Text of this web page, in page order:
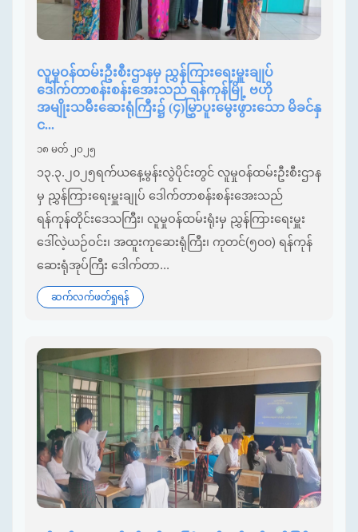
‌လူမှုဝန်ထမ်းဦးစီးဌာနမှ ညွှန်ကြားရေးမှူးချုပ်
ဒေါက်တာစန်းစန်းအေးသည် ရန်ကုန်မြို့ ဗဟို
အမျိုးသမီးဆေးရုံကြီး၌ (၄)မြွှာပူးမွေးဖွားသော မိခင်နှ
င...
၁၈ မတ် ၂၀၂၅
၁၃.၃.၂၀၂၅ရက်ယနေ့မွန်းလွဲပိုင်းတွင် လူမှုဝန်ထမ်းဦးစီးဌာန
မှ ညွှန်ကြားရေးမှူးချုပ် ဒေါက်တာစန်းစန်းအေးသည်
ရန်ကုန်တိုင်းဒေသကြီး၊ လူမှုဝန်ထမ်းရုံးမှ ညွှန်ကြားရေးမှူး
ဒေါ်လဲ့ယဉ်ဝင်း၊ အထူးကုဆေးရုံကြီး၊ ကုတင်(၅၀၀) ရန်ကုန်
ဆေးရုံအုပ်ကြီး ဒေါက်တာ...
ဆက်လက်ဖတ်ရှုရန်